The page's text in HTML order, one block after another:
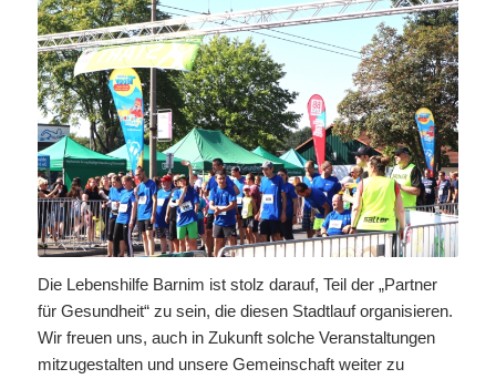
Die Lebenshilfe Barnim ist stolz darauf, Teil der „Partner
für Gesundheit“ zu sein, die diesen Stadtlauf organisieren.
Wir freuen uns, auch in Zukunft solche Veranstaltungen
mitzugestalten und unsere Gemeinschaft weiter zu